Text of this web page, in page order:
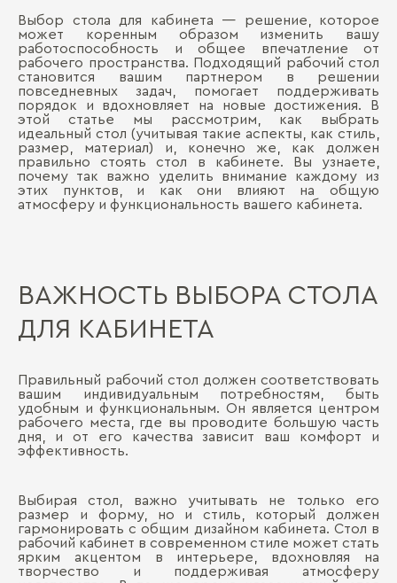
Выбор стола для кабинета — решение, которое
может коренным образом изменить вашу
работоспособность и общее впечатление от
рабочего пространства. Подходящий рабочий стол
становится вашим партнером в решении
повседневных задач, помогает поддерживать
порядок и вдохновляет на новые достижения. В
этой статье мы рассмотрим, как выбрать
идеальный стол (учитывая такие аспекты, как стиль,
размер, материал) и, конечно же, как должен
правильно стоять стол в кабинете. Вы узнаете,
почему так важно уделить внимание каждому из
этих пунктов, и как они влияют на общую
атмосферу и функциональность вашего кабинета.
ВАЖНОСТЬ ВЫБОРА СТОЛА
ДЛЯ КАБИНЕТА
Правильный рабочий стол должен соответствовать
вашим индивидуальным потребностям, быть
удобным и функциональным. Он является центром
рабочего места, где вы проводите большую часть
дня, и от его качества зависит ваш комфорт и
эффективность.
Выбирая стол, важно учитывать не только его
размер и форму, но и стиль, который должен
гармонировать с общим дизайном кабинета. Стол в
рабочий кабинет в современном стиле может стать
ярким акцентом в интерьере, вдохновляя на
творчество и поддерживая атмосферу